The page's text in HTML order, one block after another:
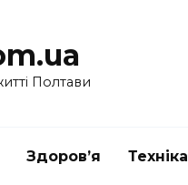
Полтави
Здоров’я Техніка